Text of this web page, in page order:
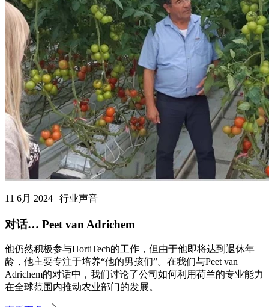
11 6月 2024 | 行业声音
对话… Peet van Adrichem
他仍然积极参与HortiTech的工作，但由于他即将达到退休年
龄，他主要专注于培养“他的男孩们”。在我们与Peet van
Adrichem的对话中，我们讨论了公司如何利用荷兰的专业能力
在全球范围内推动农业部门的发展。